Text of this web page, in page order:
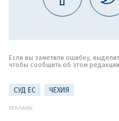
Если вы заметили ошибку,
чтобы сообщить об этом
СУД ЕС ЧЕХИЯ
РЕКЛАМА: